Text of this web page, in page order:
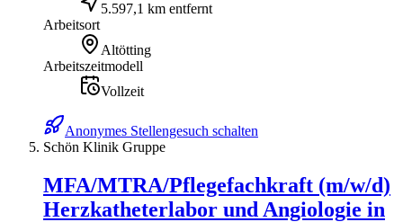
5.597,1 km entfernt
Arbeitsort
Altötting
Arbeitszeitmodell
Vollzeit
Anonymes Stellengesuch schalten
Schön Klinik Gruppe
MFA/MTRA/Pflegefachkraft (m/w/d)
Herzkatheterlabor und Angiologie in